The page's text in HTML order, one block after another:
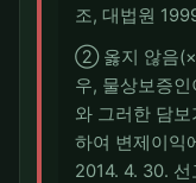
조, 대법원
② 옳지 않음
우, 물상보증
와 그러한 담
하여 변제이익
2014. 4. 30.